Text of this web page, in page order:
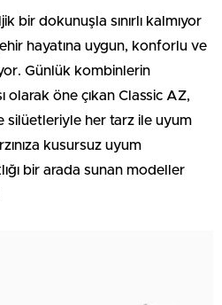
bir dokunuşla sınırlı kalmıyor
hayatına uygun, konforlu ve
Günlük kombinlerin
olarak öne çıkan Classic AZ,
silüetleriyle her tarz ile uyum
kusursuz uyum
bir arada sunan modeller